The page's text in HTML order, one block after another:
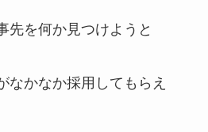
先を何か見つけようと
なかなか採用してもらえ